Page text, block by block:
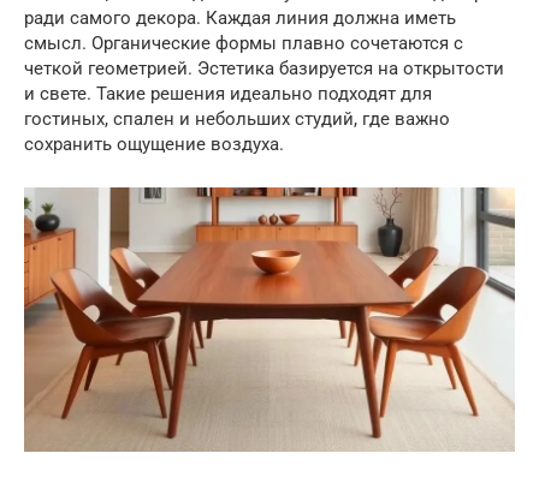
ради самого декора. Каждая линия должна иметь
смысл. Органические формы плавно сочетаются с
четкой геометрией. Эстетика базируется на открытости
и свете. Такие решения идеально подходят для
гостиных, спален и небольших студий, где важно
сохранить ощущение воздуха.